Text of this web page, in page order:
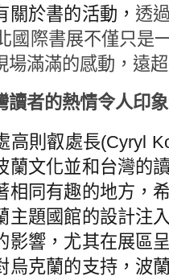
關於書的活動， 透
國際書展不僅只是
場滿滿的感動，遠
讀者的熱情令人印
高則叡處長(Cyryl
蘭文化並和台灣的
相同有趣的地方，
主題國館的設計注
影響，尤其在展區
烏克蘭的支持，波